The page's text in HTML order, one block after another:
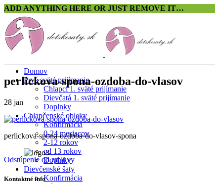
ADD ANYTHING HERE OR JUST REMOVE IT…
Domov
Prvé sväté prijímanie
Chlapci 1. sväté prijímanie
Dievčatá 1. sväté prijímanie
Doplnky
Chlapčenské obleky
Konfirmácia
0-24 mesiacov
2-12 rokov
od 13 rokov
Doplnky
Dievčenské šaty
Konfirmácia
perlickova-spona-ozdoba-do-vlasov
28 jan
perlickova-spona-ozdoba-do-vlasov-spona
Odstúpenie od zmluvy
Kontaktné info